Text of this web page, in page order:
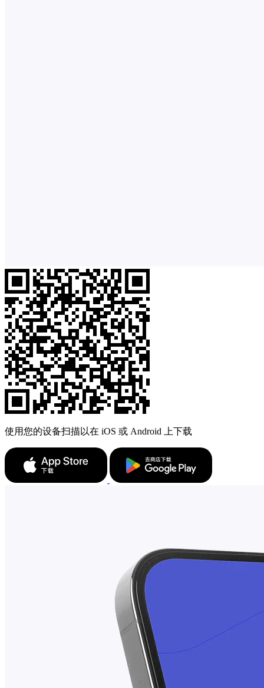
使用您的设备扫描以在 iOS 或 Android 上下载